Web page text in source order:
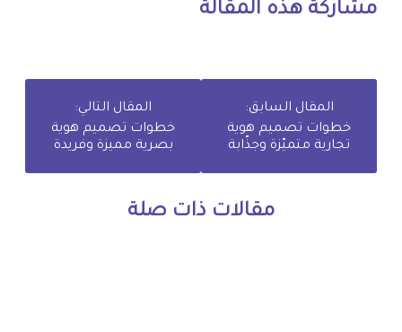
مشاركة هذه المقالة
المقال السابق:
خطوات تصميم هوية
تجارية متميّزة وجذّابة
المقال التالي:
خطوات تصميم هوية
بصرية مميزة وفريدة
مقالات ذات صلة